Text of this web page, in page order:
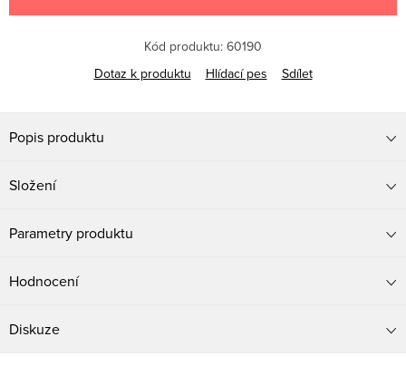
Kód produktu: 60190
Dotaz k produktu
Hlídací pes Sdílet
Popis produktu
Složení
Parametry produktu
Hodnocení
Diskuze